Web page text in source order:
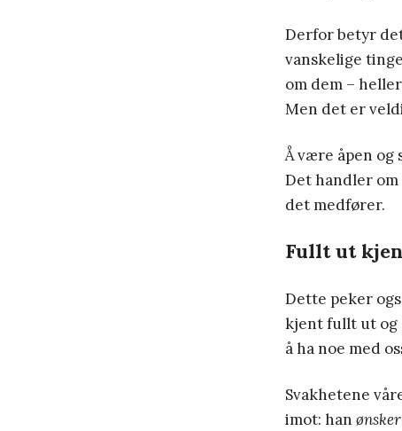
Derfor betyr
vanskelige
om dem –
Men det er
Å være åpen
Det handler
det medfører.
Fullt ut
Dette peker
kjent fullt ut og
å ha noe med
Svakhetene
imot: han ønsker